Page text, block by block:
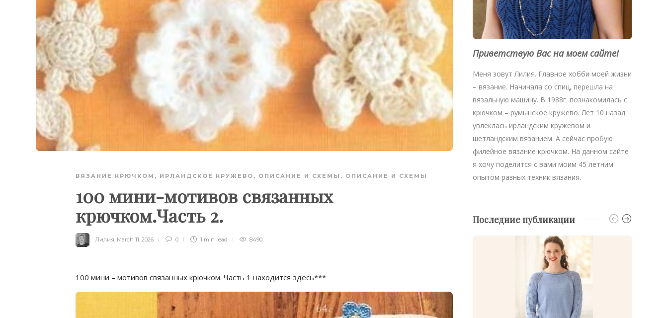
ВЯЗАНИЕ КРЮЧКОМ , ИРЛАНДСКОЕ КРУЖЕВО , ОПИСАНИЕ И СХЕМЫ , ОПИСАНИЕ И СХЕМЫ
100 мини-мотивов связанных
крючком.Часть 2.
Лилия, March 11, 2026 0 1 min read 8490
100 мини – мотивов связанных крючком. Часть 1 находится здесь***
Приветствую Вас на моем сайте!
Меня зовут Лилия. Главное хобби моей жизни
– вязание. Начинала со спиц, перешла на
вязальную машину. В 1988г. познакомилась с
крючком – румынское кружево. Лет 10 назад
увлеклась ирландским кружевом и
шетландским вязанием. А сейчас пробую
филейное вязание крючком. На данном сайте
я хочу поделится с вами моим 45 летним
опытом разных техник вязания.
Последние публикации